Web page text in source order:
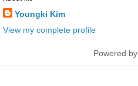
Youngki Kim
View my complete profile
Powered by